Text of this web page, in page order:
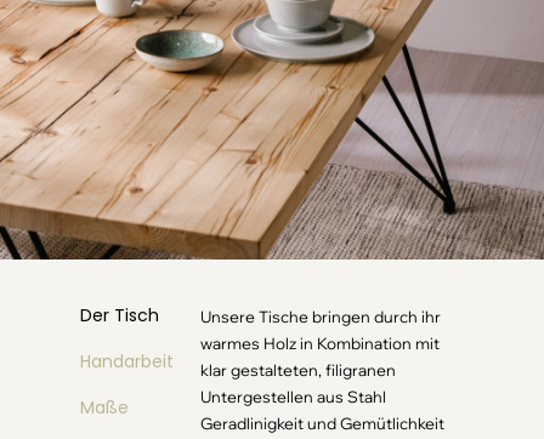
Der Tisch
Handarbeit
Maße
Unsere Tische bringen durch ihr
warmes Holz in Kombination mit
klar gestalteten, filigranen
Untergestellen aus Stahl
Geradlinigkeit und Gemütlichkeit